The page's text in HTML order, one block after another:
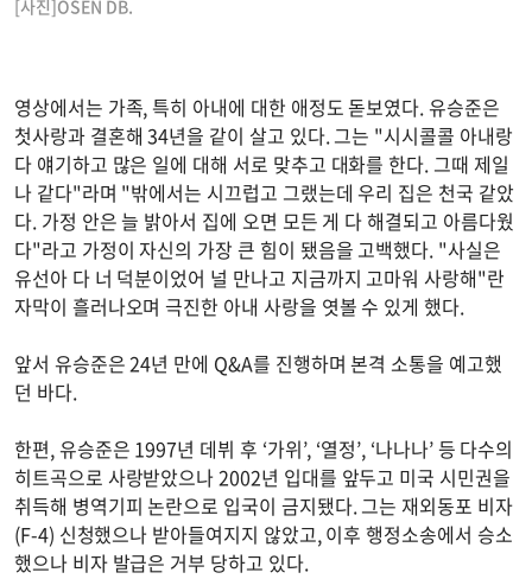
[사진]OSEN DB.
영상에서는 가족, 특히 아내에 대한 애정도 돋보였다. 유승준은
첫사랑과 결혼해 34년을 같이 살고 있다. 그는 "시시콜콜 아내랑
다 얘기하고 많은 일에 대해 서로 맞추고 대화를 한다. 그때 제일
나 같다"라며 "밖에서는 시끄럽고 그랬는데 우리 집은 천국 같았
다. 가정 안은 늘 밝아서 집에 오면 모든 게 다 해결되고 아름다웠
다"라고 가정이 자신의 가장 큰 힘이 됐음을 고백했다. "사실은
유선아 다 너 덕분이었어 널 만나고 지금까지 고마워 사랑해"란
자막이 흘러나오며 극진한 아내 사랑을 엿볼 수 있게 했다.
앞서 유승준은 24년 만에 Q&A를 진행하며 본격 소통을 예고했
던 바다.
한편, 유승준은 1997년 데뷔 후 ‘가위’, ‘열정’, ‘나나나’ 등 다수의
히트곡으로 사랑받았으나 2002년 입대를 앞두고 미국 시민권을
취득해 병역기피 논란으로 입국이 금지됐다. 그는 재외동포 비자
(F-4) 신청했으나 받아들여지지 않았고, 이후 행정소송에서 승소
했으나 비자 발급은 거부 당하고 있다.